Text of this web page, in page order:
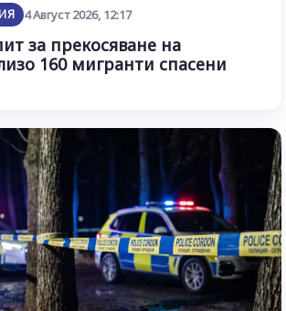
4 Август 2026, 12:17
за прекосяване на
160 мигранти спасени